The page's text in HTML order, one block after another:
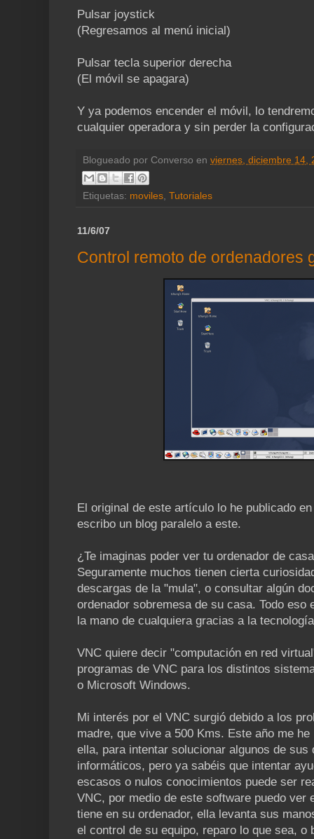
Pulsar joystick
(Regresamos al menú inicial)
Pulsar tecla superior derecha
(El móvil se apagara)
Y ya podemos encender el móvil, lo
cualquier operadora y sin perder la
Blogueado por Converso en viernes, diciembre 14,
Etiquetas: moviles, Tutoriales
11/6/07
Control remoto de ordenadores
El original de este artículo lo he publicado
escribo un blog paralelo a este.
¿Te imaginas poder ver tu ordenador de
Seguramente muchos tienen cierta
descargas de la "mula", o consultar algún
ordenador sobremesa de su casa. Todo
la mano de cualquiera gracias a la
VNC quiere decir "computación en red
programas de VNC para los distintos
o Microsoft Windows.
Mi interés por el VNC surgió debido a los
madre, que vive a 500 Kms. Este año me
ella, para intentar solucionar algunos de sus
informáticos, pero ya sabéis que intentar
escasos o nulos conocimientos puede ser
VNC, por medio de este software puedo ver
tiene en su ordenador, ella levanta sus
el control de su equipo, reparo lo que sea, o